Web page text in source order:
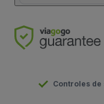
Controles